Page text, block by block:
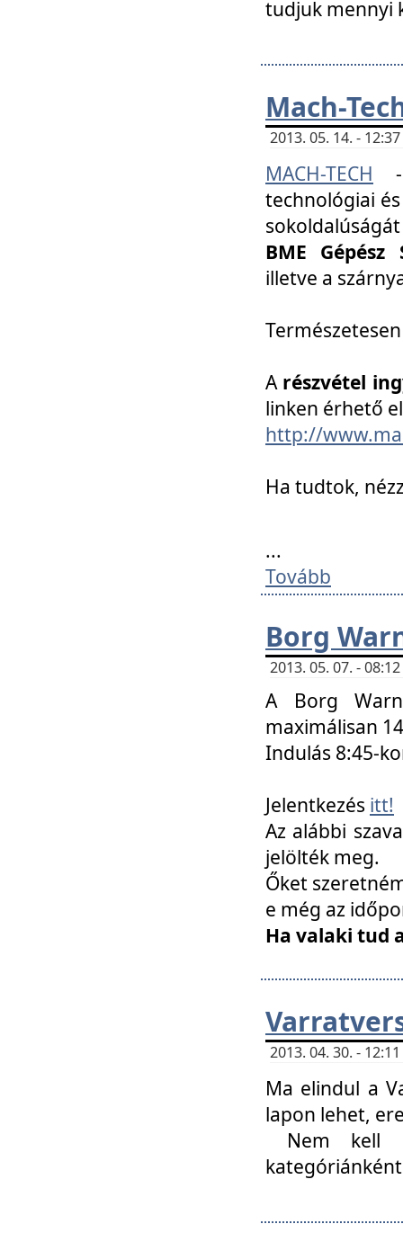
tudjuk mennyi
Mach-
2013. 05. 14. -
MACH-TECH
technológiai
BME
illetve a
A részvétel
linken érhető
http://
Ha tudtok,
...
Tovább
Borg
2013. 05. 07. -
A Borg
maximálisan
Indulás 8:45-
Jelentkezés itt!
Az alábbi
jelölték meg.
Őket
e még az
Ha valaki tud
2013. 04. 30. -
Ma elindul a
lapon lehet,
Nem kell